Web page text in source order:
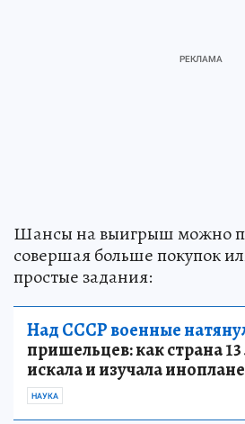
Шансы на выигрыш можно
совершая больше покупок
простые задания:
Над СССР военные
пришельцев: как страна
искала и изучала
НАУКА